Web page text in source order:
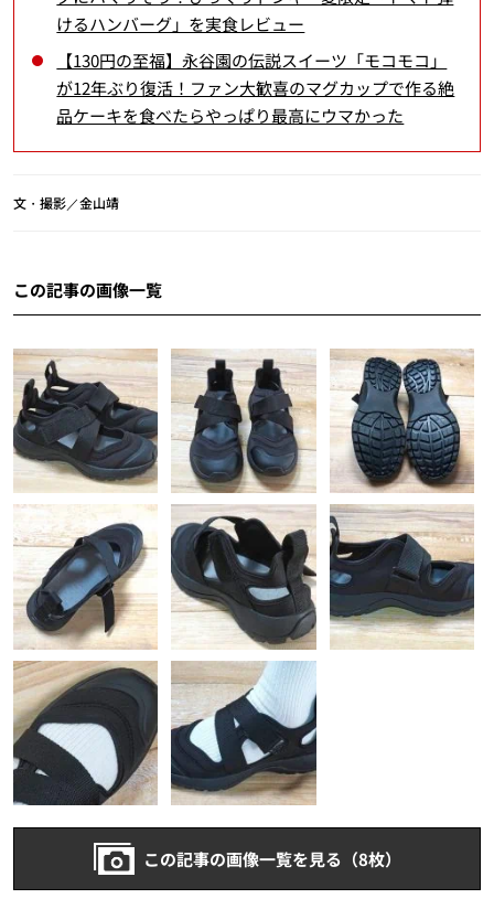
けるハンバーグ」を実食レビュー
【130円の至福】永谷園の伝説スイーツ「モコモコ」
が12年ぶり復活！ファン大歓喜のマグカップで作る絶
品ケーキを食べたらやっぱり最高にウマかった
文・撮影／金山靖
この記事の画像一覧
この記事の画像一覧を見る（8枚）